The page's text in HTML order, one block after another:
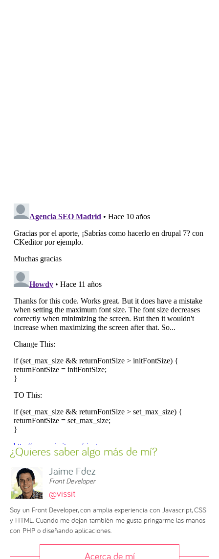
¿Quieres saber algo más de mí?
Jaime Fdez
Front Developer
@vissit
Soy un Front Developer, con amplia experiencia con Javascript, CSS
y HTML. Cuando me dejan también me gusta pringarme las manos
con PHP o diseñando aplicaciones.
Acerca de mí